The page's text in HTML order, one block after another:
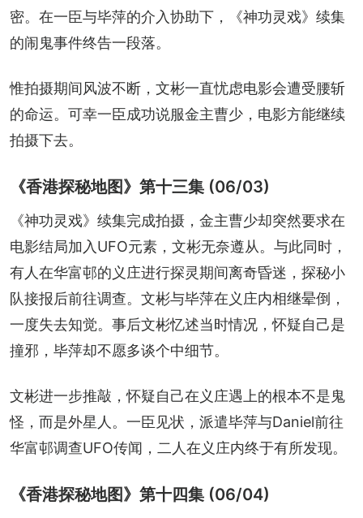
密。在一臣与毕萍的介入协助下，《神功灵戏》续集
的闹鬼事件终告一段落。
惟拍摄期间风波不断，文彬一直忧虑电影会遭受腰斩
的命运。可幸一臣成功说服金主曹少，电影方能继续
拍摄下去。
《香港探秘地图》第十三集 (06/03)
《神功灵戏》续集完成拍摄，金主曹少却突然要求在
电影结局加入UFO元素，文彬无奈遵从。与此同时，
有人在华富邨的义庄进行探灵期间离奇昏迷，探秘小
队接报后前往调查。文彬与毕萍在义庄内相继晕倒，
一度失去知觉。事后文彬忆述当时情况，怀疑自己是
撞邪，毕萍却不愿多谈个中细节。
文彬进一步推敲，怀疑自己在义庄遇上的根本不是鬼
怪，而是外星人。一臣见状，派遣毕萍与Daniel前往
华富邨调查UFO传闻，二人在义庄内终于有所发现。
《香港探秘地图》第十四集 (06/04)